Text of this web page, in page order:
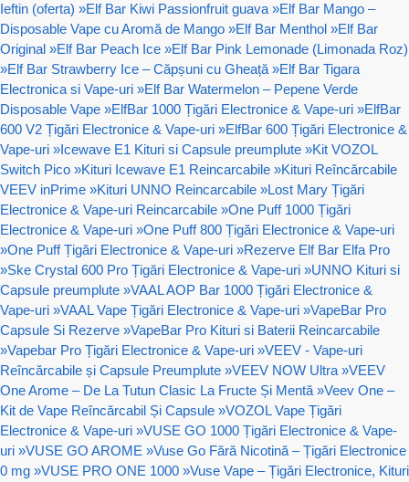
Ieftin (oferta) »Elf Bar Kiwi Passionfruit guava »Elf Bar Mango –
Disposable Vape cu Aromă de Mango »Elf Bar Menthol »Elf Bar
Original »Elf Bar Peach Ice »Elf Bar Pink Lemonade (Limonada Roz)
»Elf Bar Strawberry Ice – Căpșuni cu Gheață »Elf Bar Tigara
Electronica si Vape-uri »Elf Bar Watermelon – Pepene Verde
Disposable Vape »ElfBar 1000 Țigări Electronice & Vape-uri »ElfBar
600 V2 Țigări Electronice & Vape-uri »ElfBar 600 Țigări Electronice &
Vape-uri »Icewave E1 Kituri si Capsule preumplute »Kit VOZOL
Switch Pico »Kituri Icewave E1 Reincarcabile »Kituri Reîncărcabile
VEEV inPrime »Kituri UNNO Reincarcabile »Lost Mary Țigări
Electronice & Vape-uri Reincarcabile »One Puff 1000 Țigări
Electronice & Vape-uri »One Puff 800 Țigări Electronice & Vape-uri
»One Puff Țigări Electronice & Vape-uri »Rezerve Elf Bar Elfa Pro
»Ske Crystal 600 Pro Țigări Electronice & Vape-uri »UNNO Kituri si
Capsule preumplute »VAAL AOP Bar 1000 Țigări Electronice &
Vape-uri »VAAL Vape Țigări Electronice & Vape-uri »VapeBar Pro
Capsule Si Rezerve »VapeBar Pro Kituri si Baterii Reincarcabile
»Vapebar Pro Țigări Electronice & Vape-uri »VEEV - Vape-uri
Reîncărcabile și Capsule Preumplute »VEEV NOW Ultra »VEEV
One Arome – De La Tutun Clasic La Fructe Și Mentă »Veev One –
Kit de Vape Reîncărcabil Și Capsule »VOZOL Vape Țigări
Electronice & Vape-uri »VUSE GO 1000 Țigări Electronice & Vape-
uri »VUSE GO AROME »Vuse Go Fără Nicotină – Țigări Electronice
0 mg »VUSE PRO ONE 1000 »Vuse Vape – Țigări Electronice, Kituri